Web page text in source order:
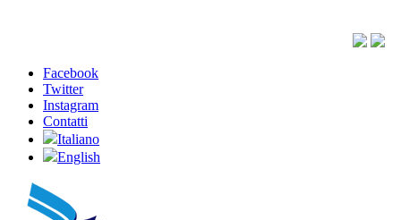
Facebook
Twitter
Instagram
Contatti
Italiano
English